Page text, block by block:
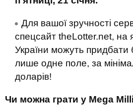
Для вашої зручності
спецсайт theLotter.net, на
України можуть придбати
лише одне поле, за
доларів!
Чи можна грати у Mega